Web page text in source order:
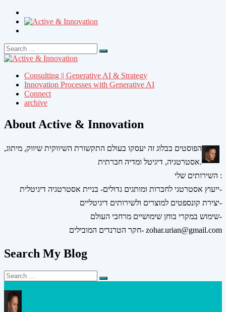
Search
for:
Search
Consulting || Generative AI & Strategy
Innovation Processes with Generative AI
Connect
archive
About Active & Innovation
הפוסטים בבלוג זה יעסקו בעולם התקשורת השיווקית שיווק, מיתוג,
אסטרטגיה, דיגיטל ומדיה חברתית.
השירותים שלי :
ייעוץ אסטרטגי לחברות ומותגים גדולים- בניית אסטרטגיה דיגיטלית-
יצירת קונספטים למוצרים ולשירותים דיגיטליים-
שימוש במקרי בוחן שימושיים מרחבי העולם-
חקר הטרנדים המובילים- zohar.urian@gmail.com
Search My Blog
Search
for:
Search